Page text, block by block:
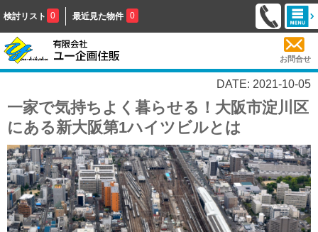
検討リスト 0 最近見た物件 0
お問合せ
DATE: 2021-10-05
一家で気持ちよく暮らせる！大阪市淀川区
にある新大阪第1ハイツビルとは